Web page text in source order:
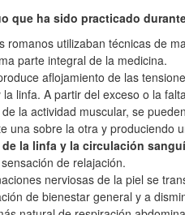
que ha sido practicado
romanos utilizaban técnicas de
parte integral de la medicina.
aflojamiento de las
linfa. A partir del exceso o la
la actividad muscular, se
una sobre la otra y produciendo
de la linfa y la circulación
de relajación.
nerviosas de la piel se
de bienestar general y a